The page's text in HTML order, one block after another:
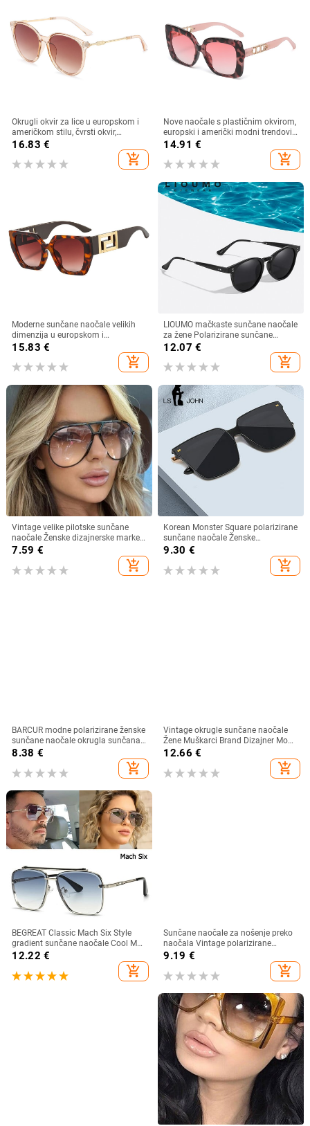
Okrugli okvir za lice u europskom i
američkom stilu, čvrsti okvir,
moderne retro okrugle metalne
naočale
16.83 €
add_shopping_cart
Nove naočale s plastičnim okvirom,
europski i američki modni trendovi
s velikim okvirom, sunčane naočale
14.91 €
add_shopping_cart
Moderne sunčane naočale velikih
dimenzija u europskom i
američkom stilu, ženske četvrtaste
sunčane naočale s otvorenim
krojem i širokim nogama,
prekograničnim krojem
15.83 €
add_shopping_cart
LIOUMO mačkaste sunčane naočale
za žene Polarizirane sunčane
naočale za muškarce Anti-Glare
Vintage naočale Trendy Shade
Brown Lens zonnebril dames
12.07 €
add_shopping_cart
Vintage velike pilotske sunčane
naočale Ženske dizajnerske marke
Crno-žute naočale s gradijentnim
sunčanim naočalama velikog
okvira UV400 Luksuzne muške
7.59 €
add_shopping_cart
Korean Monster Square polarizirane
sunčane naočale Ženske
visokokvalitetne nježne luksuzne
sunčane naočale Muške prevelike
nijanse UV400 naočale
9.30 €
add_shopping_cart
BARCUR modne polarizirane ženske
sunčane naočale okrugla sunčana
stakla dame Lunette De Soleil
8.38 €
add_shopping_cart
Vintage okrugle sunčane naočale
Žene Muškarci Brand Dizajner Moda
Gradient Sunčane naočale Ženske
Muške Retro Punk Hip Hop Gafas
De Sol
12.66 €
add_shopping_cart
BEGREAT Classic Mach Six Style
gradient sunčane naočale Cool Men
Vintage Brand Design Sunčane
naočale Lentes očki sunčanye
ženskie
12.22 €
add_shopping_cart
Sunčane naočale za nošenje preko
naočala Vintage polarizirane
sunčane naočale za muškarce i
žene, kratkovidnost, dalekovidnost,
sjenila za vožnju na otvorenom
9.19 €
add_shopping_cart